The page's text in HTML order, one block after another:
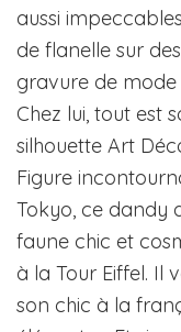
aussi
de flanelle sur
gravure de mode
Chez lui, tout est
silhouette Art
Figure
Tokyo, ce dandy
faune chic et
à la Tour Eiffel. Il
son chic à la